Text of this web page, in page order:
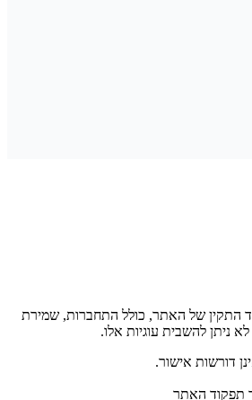
התקין של האתר, כולל התחברות, שמירת
ניתן להשבית עוגיות אלו.
דורשות אישור.
תפקוד האתר